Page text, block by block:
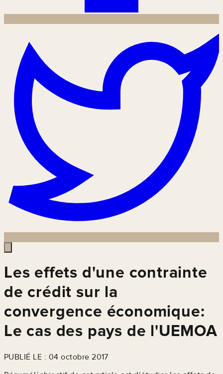
Les effets d'une contrainte
de crédit sur la
convergence économique:
Le cas des pays de l'UEMOA
PUBLIÉ LE : 04 octobre 2017